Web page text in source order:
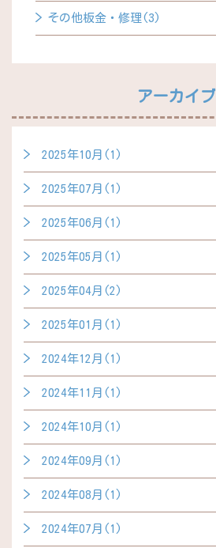
その他板金・修理(3)
アーカイブ
2025年10月(1)
2025年07月(1)
2025年06月(1)
2025年05月(1)
2025年04月(2)
2025年01月(1)
2024年12月(1)
2024年11月(1)
2024年10月(1)
2024年09月(1)
2024年08月(1)
2024年07月(1)